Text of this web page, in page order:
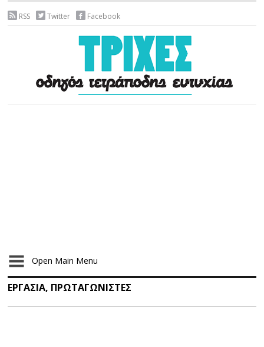
RSS Twitter Facebook
Open Main Menu
ΕΡΓΑΣΙΑ, ΠΡΩΤΑΓΩΝΙΣΤΕΣ